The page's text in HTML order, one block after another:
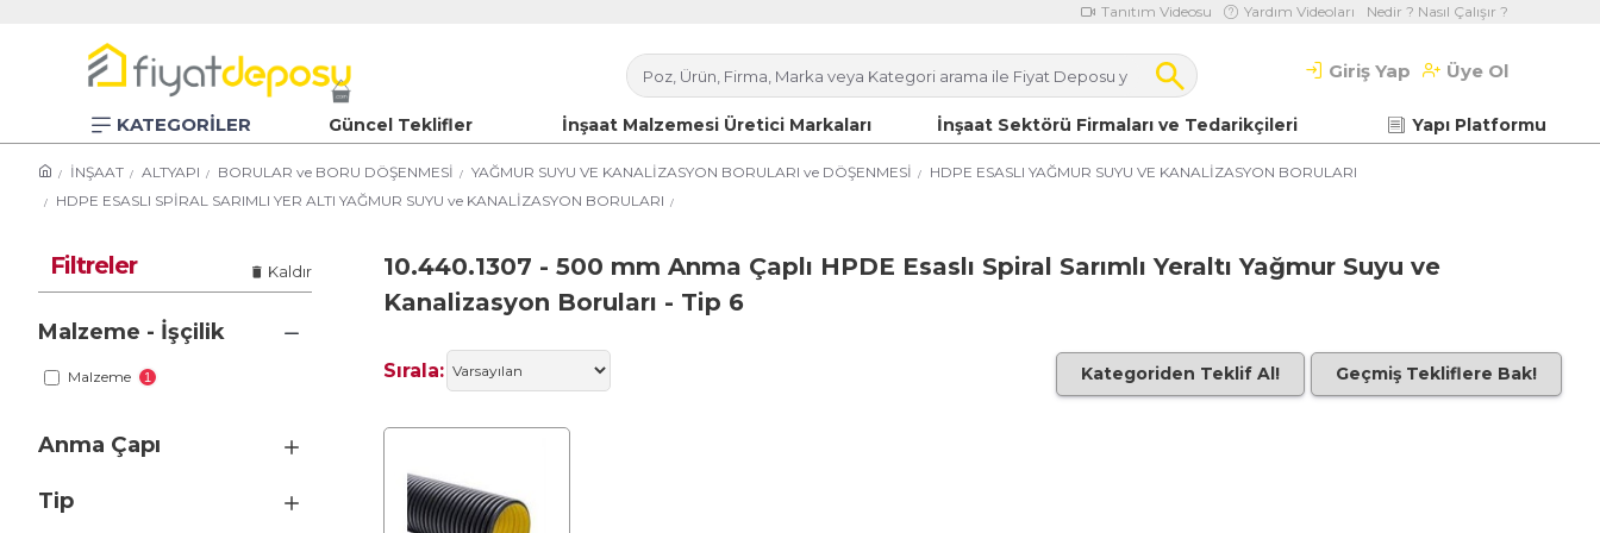
Tanıtım Videosu Yardım Videoları Nedir ? Nasıl Çalışır ?
Giriş Yap Üye Ol
KATEGORİLER Güncel Teklifler İnşaat Malzemesi Üretici Markaları İnşaat Sektörü Firmaları ve Tedarikçileri Yapı Platformu
İNŞAAT ALTYAPI BORULAR ve BORU DÖŞENMESİ YAĞMUR SUYU VE KANALİZASYON BORULARI ve DÖŞENMESİ
HDPE ESASLI YAĞMUR SUYU VE KANALİZASYON BORULARI
HDPE ESASLI SPİRAL SARIMLI YER ALTI YAĞMUR SUYU ve KANALİZASYON BORULARI
Filtreler Kaldır
Anma Çapı
Malzeme - İşçilik
Malzeme 1
Tip
10.440.1307 - 500 mm Anma Çaplı HPDE Esaslı Spiral Sarımlı Yeraltı Yağmur Suyu ve
Kanalizasyon Boruları - Tip 6
Sırala: Kategoriden Teklif Al! Geçmiş Tekliflere Bak!